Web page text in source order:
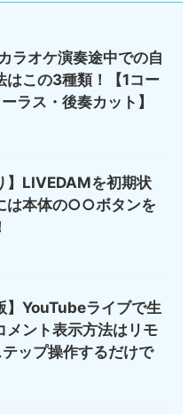
ラオケ演奏途中での自
はこの3種類！【1コー
ラス・後奏カット】
】LIVEDAMを初期状
は本体の○○ボタンを
】YouTubeライブで生
メント表示方法はリモ
ップ操作するだけで